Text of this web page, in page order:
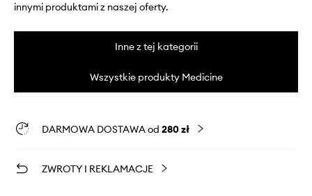
innymi produktami z naszej oferty.
Inne z tej kategorii
Wszystkie produkty Medicine
DARMOWA DOSTAWA od 280 zł
ZWROTY I REKLAMACJE